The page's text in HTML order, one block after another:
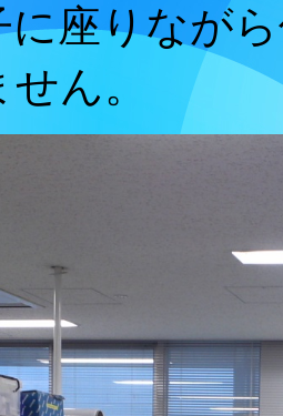
に座りなが
ん。